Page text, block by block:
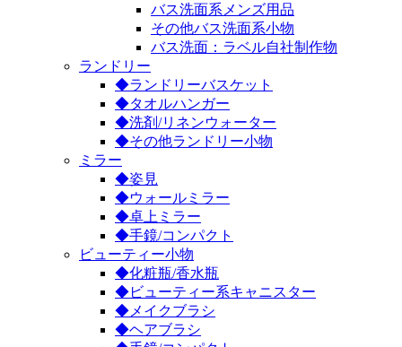
バス洗面系メンズ用品
その他バス洗面系小物
バス洗面：ラベル自社制作物
ランドリー
◆ランドリーバスケット
◆タオルハンガー
◆洗剤/リネンウォーター
◆その他ランドリー小物
ミラー
◆姿見
◆ウォールミラー
◆卓上ミラー
◆手鏡/コンパクト
ビューティー小物
◆化粧瓶/香水瓶
◆ビューティー系キャニスター
◆メイクブラシ
◆ヘアブラシ